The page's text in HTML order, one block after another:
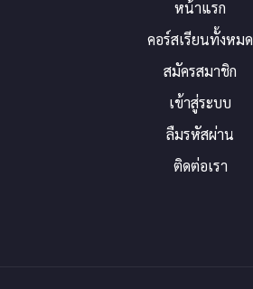
หน้าแรก
คอร์สเรียนทั้งหมด
สมัครสมาชิก
เข้าสู่ระบบ
ลืมรหัสผ่าน
ติดต่อเรา